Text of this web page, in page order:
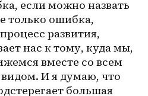
если можно назвать
только ошибка,
развития,
нас к тому, куда мы,
вместе со всем
И я думаю, что
большая